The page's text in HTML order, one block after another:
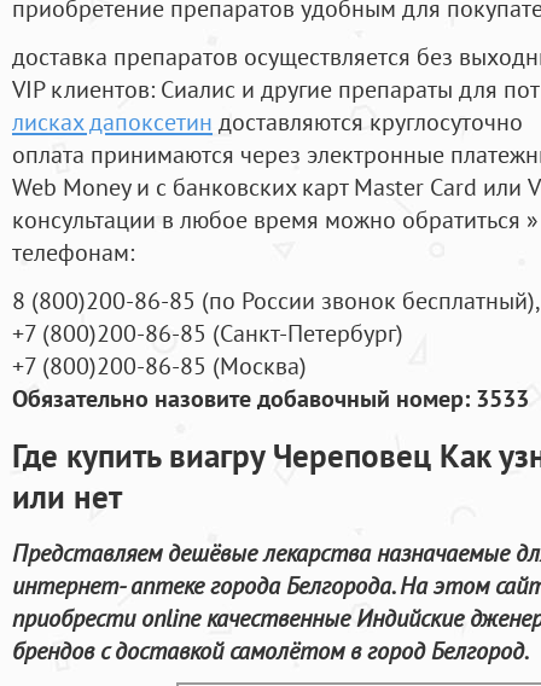
приобретение препаратов удобным для
доставка препаратов осуществляется без
VIP клиентов: Сиалис и другие препараты для
лисках дапоксетин доставляются круглосуточно
оплата принимаются через электронные
Web Money и с банковских карт Master Card или
консультации в любое время можно обратиться
телефонам:
8 (800)200-86-85 (по России звонок бесплатный),
+7 (800)200-86-85 (Санкт-Петербург)
+7 (800)200-86-85 (Москва)
Обязательно назовите добавочный номер: 3533
Где купить виагру Череповец Как
или нет
Представляем дешёвые лекарства назначаемые
интернет- аптеке города Белгорода. На этом
приобрести online качественные Индийские
брендов с доставкой самолётом в город Белгород.